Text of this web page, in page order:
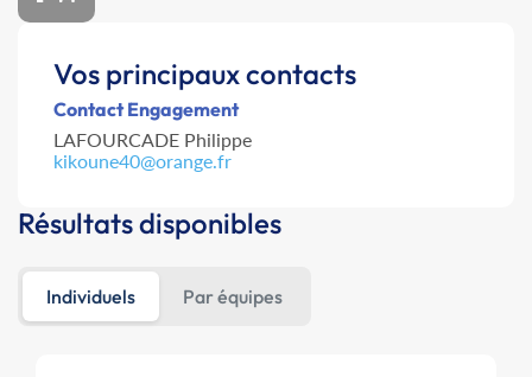
Vos principaux contacts
Contact Engagement
LAFOURCADE Philippe
kikoune40@orange.fr
Résultats disponibles
Individuels Par équipes